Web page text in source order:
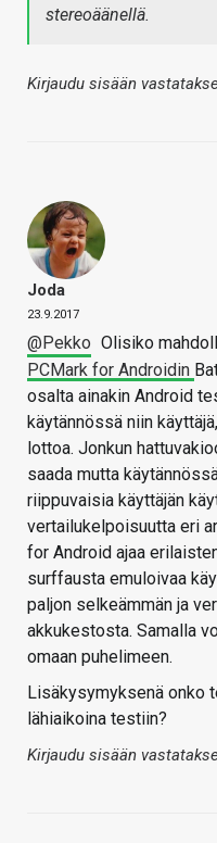
stereoäänellä.
Kirjaudu sisään
Joda
23.9.2017
@Pekko Olisiko
PCMark for Androidin
osalta ainakin Android
käytännössä niin
lottoa. Jonkun
saada mutta
riippuvaisia käyttäjän
vertailukelpoisuutta eri
for Android ajaa
surffausta emuloivaa
paljon selkeämmän ja
akkukestosta. Samalla
omaan puhelimeen.
Lisäkysymyksenä onko
lähiaikoina testiin?
Kirjaudu sisään